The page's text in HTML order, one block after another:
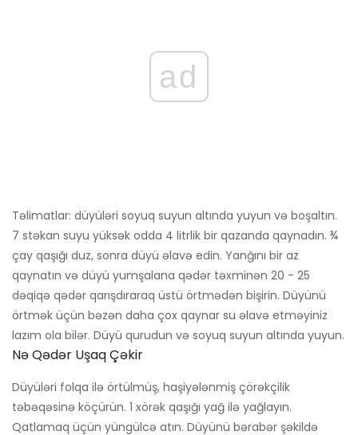
ad
Təlimatlar: düyüləri soyuq suyun altında yuyun və boşaltın.
7 stəkan suyu yüksək odda 4 litrlik bir qazanda qaynadın. ¾
çay qaşığı duz, sonra düyü əlavə edin. Yanğını bir az
qaynatın və düyü yumşalana qədər təxminən 20 - 25
dəqiqə qədər qarışdıraraq üstü örtmədən bişirin. Düyünü
örtmək üçün bəzən daha çox qaynar su əlavə etməyiniz
lazım ola bilər. Düyü qurudun və soyuq suyun altında yuyun.
Nə Qədər Uşaq Çəkir
Düyüləri folqa ilə örtülmüş, haşiyələnmiş çörəkçilik
təbəqəsinə köçürün. 1 xörək qaşığı yağ ilə yağlayın.
Qatlamaq üçün yüngülcə atın. Düyünü bərabər şəkildə